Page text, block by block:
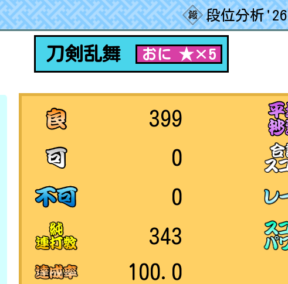
段位分析'26
刀剣乱舞 おに ★×5
399
0
0
343
100.0